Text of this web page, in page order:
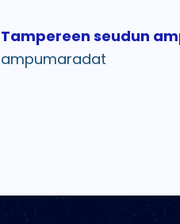
Tampereen seudun
ampumaradat